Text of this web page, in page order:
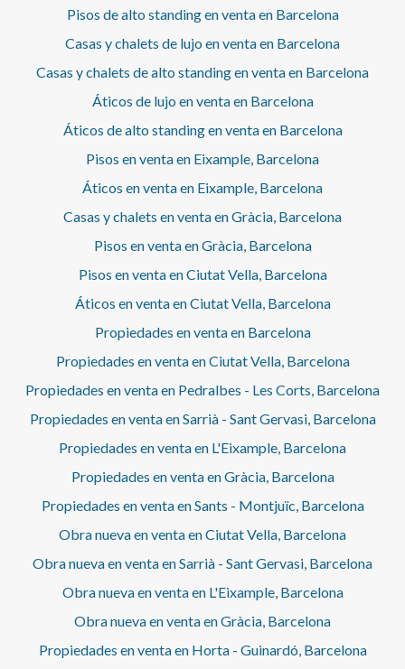
perfecta para relajarse del día; además también tiene
despacho, resulta el lugar ideal para estudiar o trabajar en
casa. La finca cuenta con portero. El piso está dotado de
alarma, aire acondicionado y calefacción por conducto.
"La realidad del mobiliario puede no corresponder
exactamente con las fotografías mostradas en este
anuncio". * En cumplimiento de la Ley 12/2023 y la Ley
18/2007 informamos que:Índice de R.P.LL: 14,00 € / m2
informativo estatal de referencia de precios de
alquiler.Renta del último contrato de arrendamiento:
12.000,00 €Este propietario ostenta la condición de gran
tenedor.La presente propiedad tiene la consideración de
suntuaria por razón de superficie y/o renta, y por ello, de
conformidad con la LAU, no es de aplicación el índice
estatal de referencia de precios de alquiler.
Pisos de alto standing en venta en Barcelona
Casas y chalets de lujo en venta en Barcelona
Casas y chalets de alto standing en venta en Barcelona
Áticos de lujo en venta en Barcelona
Áticos de alto standing en venta en Barcelona
Pisos en venta en Eixample, Barcelona
Áticos en venta en Eixample, Barcelona
Casas y chalets en venta en Gràcia, Barcelona
Pisos en venta en Gràcia, Barcelona
Pisos en venta en Ciutat Vella, Barcelona
Áticos en venta en Ciutat Vella, Barcelona
Propiedades en venta en Barcelona
Propiedades en venta en Ciutat Vella, Barcelona
Propiedades en venta en Pedralbes - Les Corts, Barcelona
Propiedades en venta en Sarrià - Sant Gervasi, Barcelona
Propiedades en venta en L'Eixample, Barcelona
Propiedades en venta en Gràcia, Barcelona
Propiedades en venta en Sants - Montjuïc, Barcelona
Obra nueva en venta en Ciutat Vella, Barcelona
Obra nueva en venta en Sarrià - Sant Gervasi, Barcelona
Obra nueva en venta en L'Eixample, Barcelona
Obra nueva en venta en Gràcia, Barcelona
Propiedades en venta en Horta - Guinardó, Barcelona